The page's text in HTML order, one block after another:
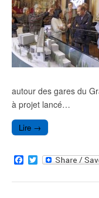
autour des gares du
à projet lancé…
Lire →
F
a
c
T
w
i